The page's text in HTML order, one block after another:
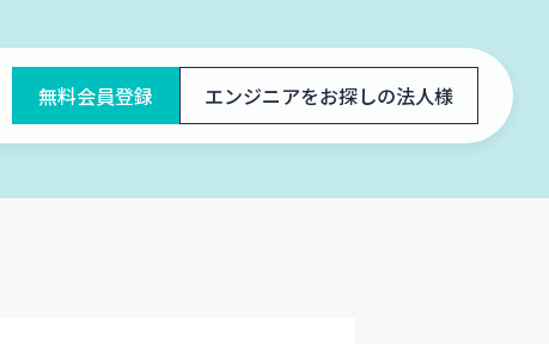
無料会員登録 エンジニアをお探しの法人様